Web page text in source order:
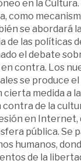
en la
como
se abordará
las políticas
el debate
contra. Los
se produce
medida a
de la
en
pública. Se
humanos,
de la